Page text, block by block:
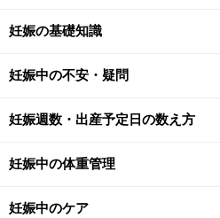
妊娠の基礎知識
妊娠中の不安・疑問
妊娠週数・出産予定日の数え方
妊娠中の体重管理
妊娠中のケア